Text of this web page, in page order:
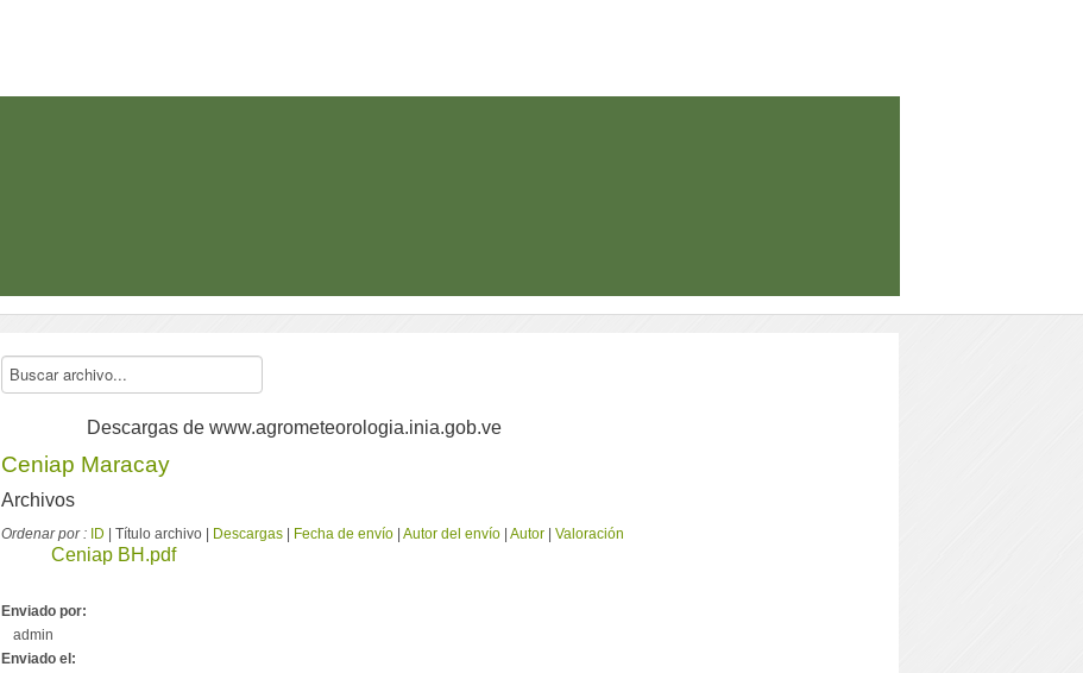
Descargas de www.agrometeorologia.inia.gob.ve
Ceniap Maracay
Archivos
Ordenar por : ID | Título archivo | Descargas Fecha de envío |Autor del envío |Autor |Valoración
Ceniap BH.pdf
Enviado por:
admin
Enviado el: